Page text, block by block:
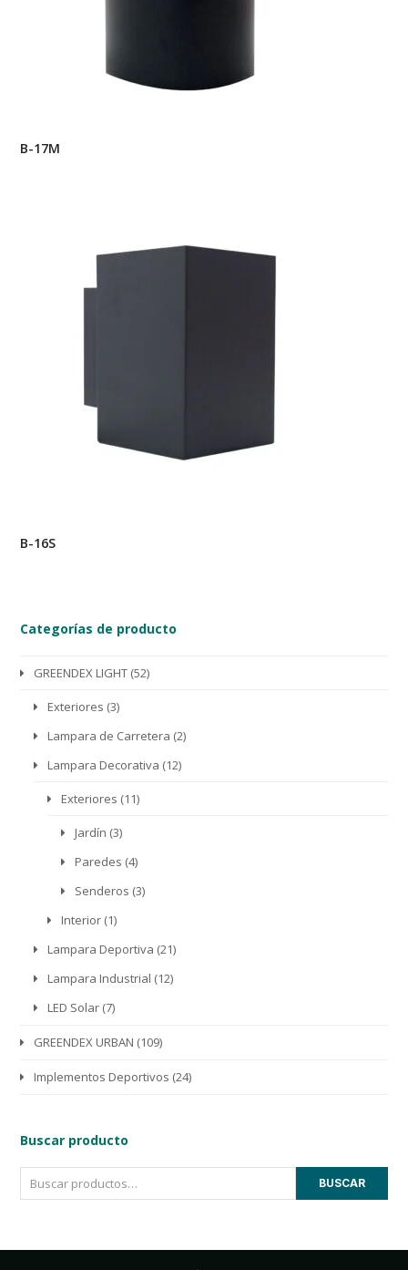
B-17M
B-16S
Categorías de producto
GREENDEX LIGHT (52)
Exteriores (3)
Lampara de Carretera (2)
Lampara Decorativa (12)
Exteriores (11)
Jardín (3)
Paredes (4)
Senderos (3)
Interior (1)
Lampara Deportiva (21)
Lampara Industrial (12)
LED Solar (7)
GREENDEX URBAN (109)
Implementos Deportivos (24)
Buscar producto
BUSCAR